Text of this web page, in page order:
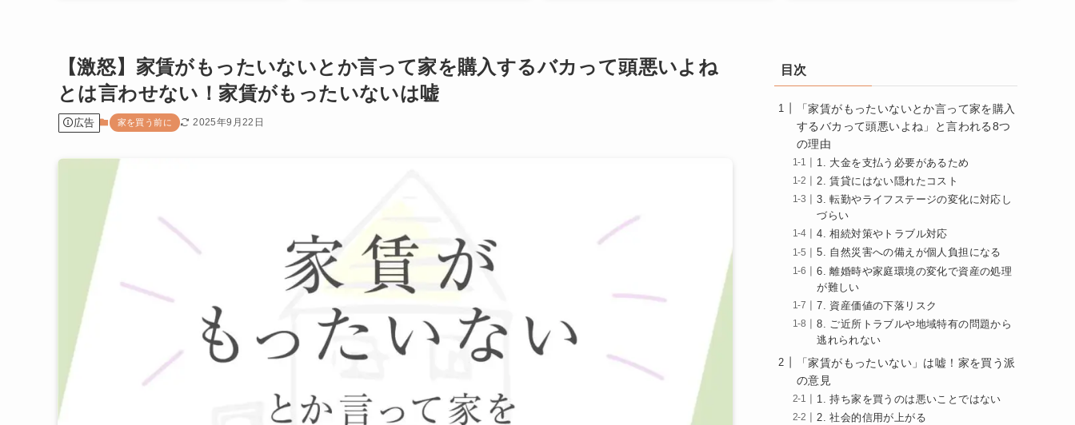
【激怒】家賃がもったいないとか言って家を購入するバカって頭悪いよね
とは言わせない！家賃がもったいないは嘘
広告 家を買う前に 2025年9月22日
目次
「家賃がもったいないとか言って家を購入
するバカって頭悪いよね」と言われる8つ
の理由
1. 大金を支払う必要があるため
2. 賃貸にはない隠れたコスト
3. 転勤やライフステージの変化に対応し
づらい
4. 相続対策やトラブル対応
5. 自然災害への備えが個人負担になる
6. 離婚時や家庭環境の変化で資産の処理
が難しい
7. 資産価値の下落リスク
8. ご近所トラブルや地域特有の問題から
逃れられない
「家賃がもったいない」は嘘！家を買う派
の意見
1. 持ち家を買うのは悪いことではない
2. 社会的信用が上がる